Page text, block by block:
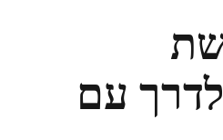
עם